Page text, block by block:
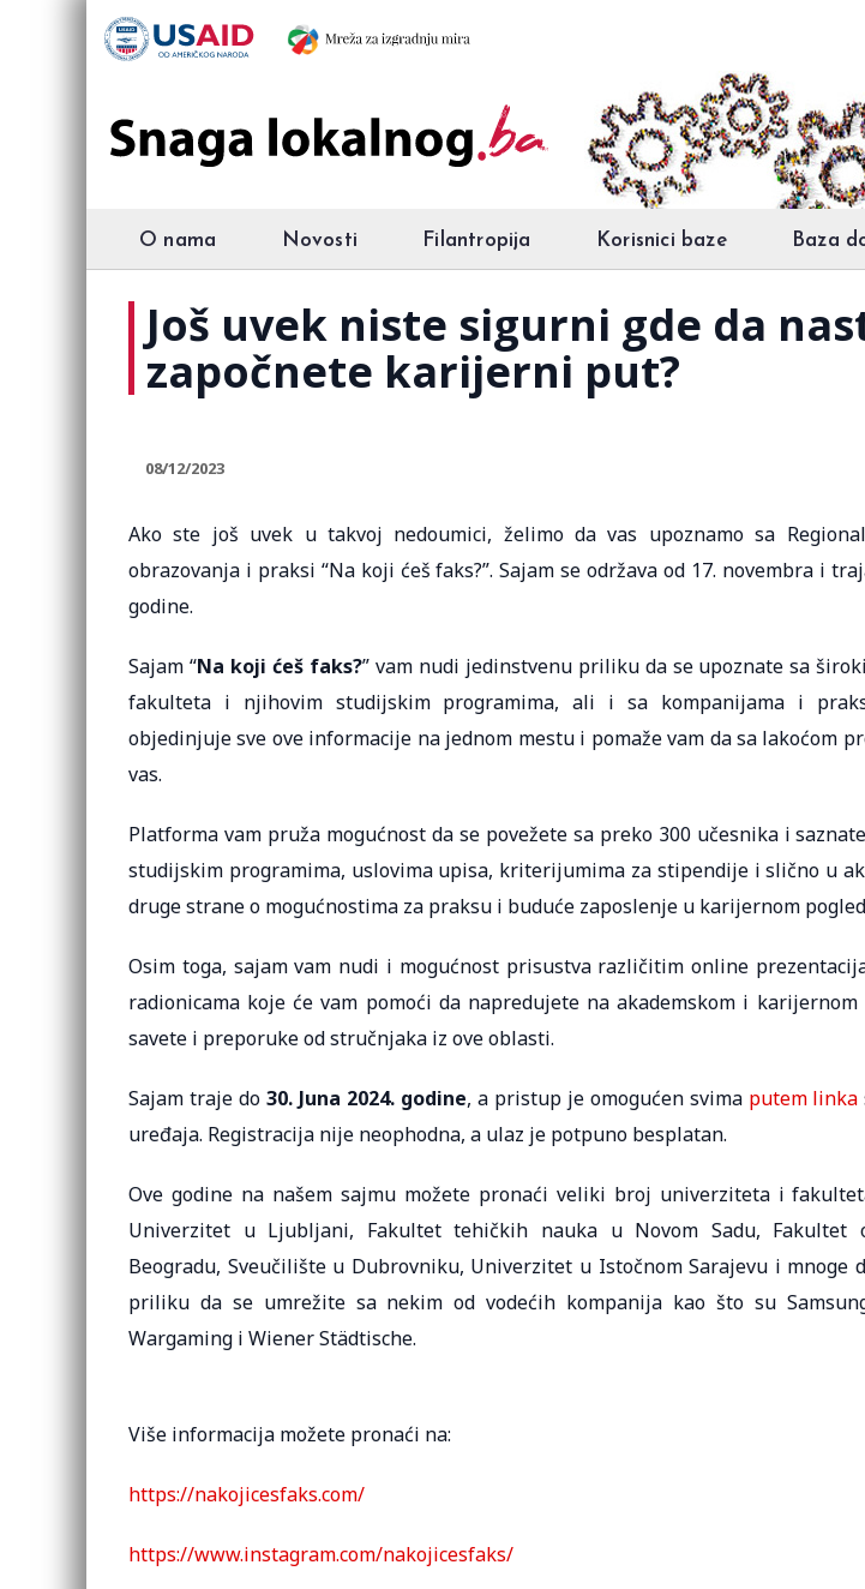
O nama Novosti Filantropija Korisnici baze Baza
Još uvek niste sigurni gde da
započnete karijerni put?
08/12/2023
Ako ste još uvek u takvoj nedoumici, želimo da vas upoznamo sa
obrazovanja i praksi “Na koji ćeš faks?”. Sajam se održava od 17. novembra i
godine.
Sajam “Na koji ćeš faks?” vam nudi jedinstvenu priliku da se upoznate sa
fakulteta i njihovim studijskim programima, ali i sa kompanijama i
objedinjuje sve ove informacije na jednom mestu i pomaže vam da sa lakoćom
vas.
Platforma vam pruža mogućnost da se povežete sa preko 300 učesnika i
studijskim programima, uslovima upisa, kriterijumima za stipendije i slično u
druge strane o mogućnostima za praksu i buduće zaposlenje u karijernom
Osim toga, sajam vam nudi i mogućnost prisustva različitim online
radionicama koje će vam pomoći da napredujete na akademskom i
savete i preporuke od stručnjaka iz ove oblasti.
Sajam traje do 30. Juna 2024. godine, a pristup je omogućen svima putem linka
uređaja. Registracija nije neophodna, a ulaz je potpuno besplatan.
Ove godine na našem sajmu možete pronaći veliki broj univerziteta i
Univerzitet u Ljubljani, Fakultet tehičkih nauka u Novom Sadu, Fakultet
Beogradu, Sveučilište u Dubrovniku, Univerzitet u Istočnom Sarajevu i mnoge
priliku da se umrežite sa nekim od vodećih kompanija kao što su
Wargaming i Wiener Städtische.
Više informacija možete pronaći na:
https://nakojicesfaks.com/
https://www.instagram.com/nakojicesfaks/